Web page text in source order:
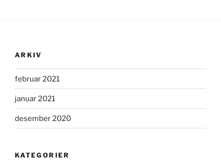
ARKIV
februar 2021
januar 2021
desember 2020
KATEGORIER